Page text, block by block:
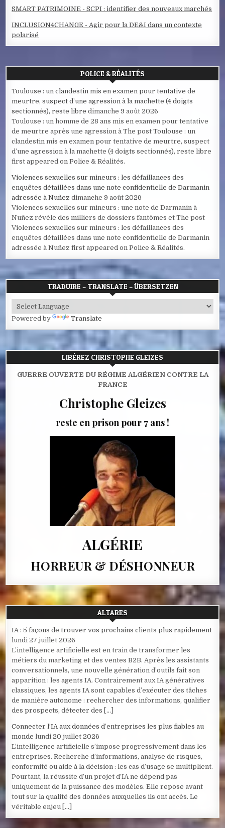
SMART PATRIMOINE - SCPI : identifier des nouveaux marchés
INCLUSION4CHANGE - Agir pour la DE&I dans un contexte
polarisé
POLICE & RÉALITÉS
Toulouse : un clandestin mis en examen pour tentative de
meurtre, suspect d’une agression à la machette (4 doigts
sectionnés), reste libre dimanche 9 août 2026
Toulouse : un homme de 28 ans mis en examen pour tentative
de meurtre après une agression à The post Toulouse : un
clandestin mis en examen pour tentative de meurtre, suspect
d’une agression à la machette (4 doigts sectionnés), reste libre
first appeared on Police & Réalités.
Violences sexuelles sur mineurs : les défaillances des
enquêtes détaillées dans une note confidentielle de Darmanin
adressée à Nuñez dimanche 9 août 2026
Violences sexuelles sur mineurs : une note de Darmanin à
Nuñez révèle des milliers de dossiers fantômes et The post
Violences sexuelles sur mineurs : les défaillances des
enquêtes détaillées dans une note confidentielle de Darmanin
adressée à Nuñez first appeared on Police & Réalités.
TRADUIRE – TRANSLATE – ÜBERSETZEN
Powered by Translate
LIBÉREZ CHRISTOPHE GLEIZES
GUERRE OUVERTE DU RÉGIME ALGÉRIEN CONTRE LA
FRANCE
Christophe Gleizes
reste en prison pour 7 ans !
ALGÉRIE
HORREUR & DÉSHONNEUR
ALTARES
IA : 5 façons de trouver vos prochains clients plus rapidement
lundi 27 juillet 2026
L’intelligence artificielle est en train de transformer les
métiers du marketing et des ventes B2B. Après les assistants
conversationnels, une nouvelle génération d’outils fait son
apparition : les agents IA. Contrairement aux IA génératives
classiques, les agents IA sont capables d’exécuter des tâches
de manière autonome : rechercher des informations, qualifier
des prospects, détecter des […]
Connecter l’IA aux données d’entreprises les plus fiables au
monde lundi 20 juillet 2026
L’intelligence artificielle s’impose progressivement dans les
entreprises. Recherche d’informations, analyse de risques,
conformité ou aide à la décision : les cas d’usage se multiplient.
Pourtant, la réussite d’un projet d’IA ne dépend pas
uniquement de la puissance des modèles. Elle repose avant
tout sur la qualité des données auxquelles ils ont accès. Le
véritable enjeu […]